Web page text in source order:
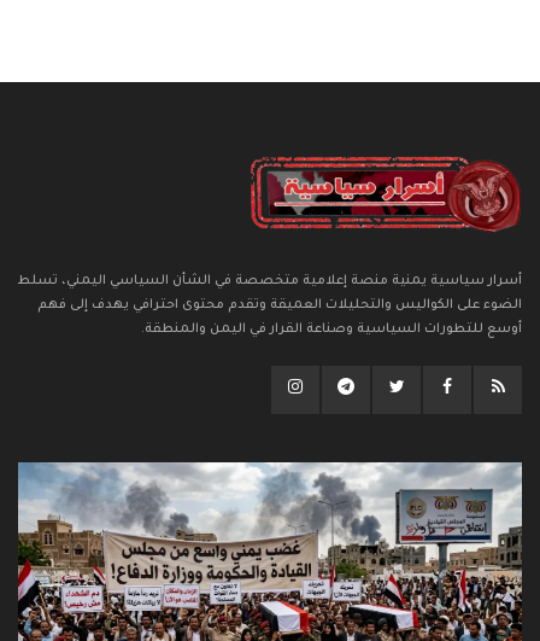
أسرار سياسية يمنية منصة إعلامية متخصصة في الشأن السياسي اليمني، تسلط
الضوء على الكواليس والتحليلات العميقة وتقدم محتوى احترافي يهدف إلى فهم
أوسع للتطورات السياسية وصناعة القرار في اليمن والمنطقة.